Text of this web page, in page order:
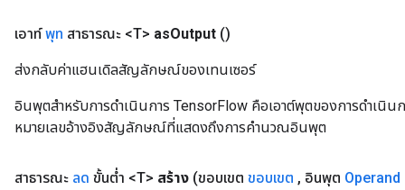
เอาท์พุท สาธารณะ <T> asOutput ()
ส่งกลับค่าแฮนเดิลสัญลักษณ์ของเทนเซอร์
อินพุตสำหรับการดำเนินการ TensorFlow คือเอาต์พุตของการดำเนิน
หมายเลขอ้างอิงสัญลักษณ์ที่แสดงถึงการคำนวณอินพุต
สาธารณะ ลด ขั้นต่ำ <T> สร้าง (ขอบเขต ขอบเขต , อินพุต Operand